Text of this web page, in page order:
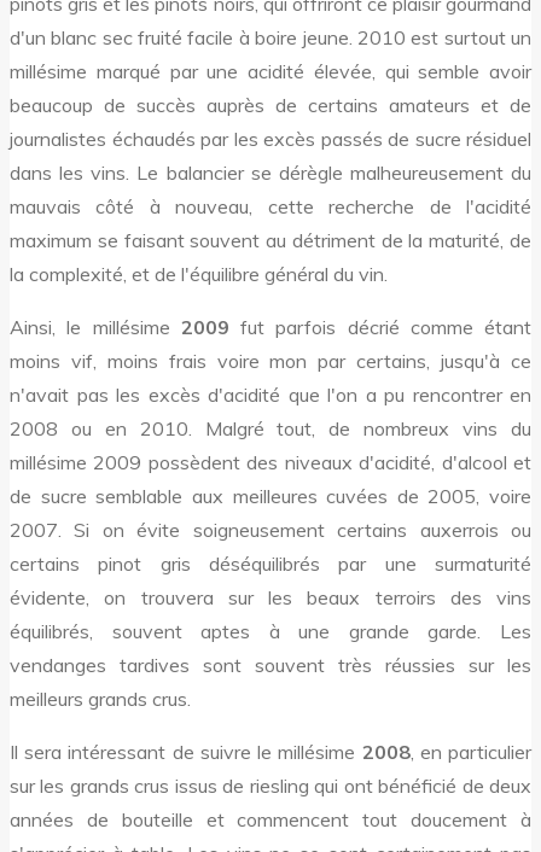
d'un blanc sec fruité facile à boire jeune. 2010 est surtout un
millésime marqué par une acidité élevée, qui semble avoir
beaucoup de succès auprès de certains amateurs et de
journalistes échaudés par les excès passés de sucre résiduel
dans les vins. Le balancier se dérègle malheureusement du
mauvais côté à nouveau, cette recherche de l'acidité
maximum se faisant souvent au détriment de la maturité, de
la complexité, et de l'équilibre général du vin.
Ainsi, le millésime 2009 fut parfois décrié comme étant
moins vif, moins frais voire mon par certains, jusqu'à ce
n'avait pas les excès d'acidité que l'on a pu rencontrer en
2008 ou en 2010. Malgré tout, de nombreux vins du
millésime 2009 possèdent des niveaux d'acidité, d'alcool et
de sucre semblable aux meilleures cuvées de 2005, voire
2007. Si on évite soigneusement certains auxerrois ou
certains pinot gris déséquilibrés par une surmaturité
évidente, on trouvera sur les beaux terroirs des vins
équilibrés, souvent aptes à une grande garde. Les
vendanges tardives sont souvent très réussies sur les
meilleurs grands crus.
Il sera intéressant de suivre le millésime 2008, en particulier
sur les grands crus issus de riesling qui ont bénéficié de deux
années de bouteille et commencent tout doucement à